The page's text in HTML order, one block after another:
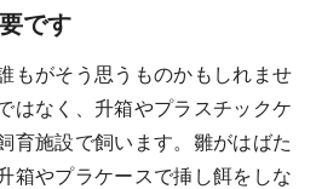
です
もがそう思うものかもしれませ
はなく、升箱やプラスチックケ
育施設で飼います。雛がはばた
箱やプラケースで挿し餌をしな